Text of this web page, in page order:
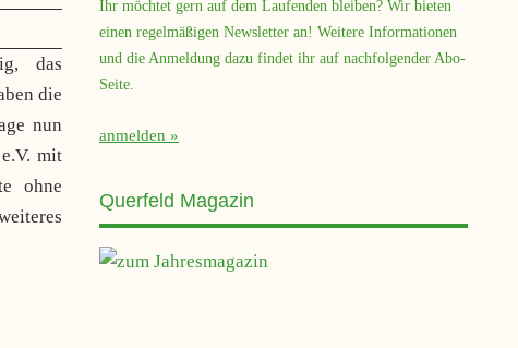
das
die
nun
mit
ohne
Ihr möchtet gern auf dem Laufenden bleiben? Wir bieten
einen regelmäßigen Newsletter an! Weitere Informationen
und die Anmeldung dazu findet ihr auf nachfolgender Abo-
Seite.
anmelden
Querfeld Magazin